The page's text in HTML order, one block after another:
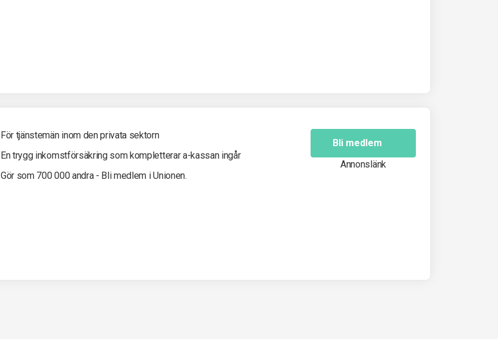
För tjänstemän inom den privata sektorn
En trygg inkomst­försäkring som kompletterar a-kassan ingår
Gör som 700 000 andra - Bli medlem i Unionen.
Bli medlem
Annonslänk